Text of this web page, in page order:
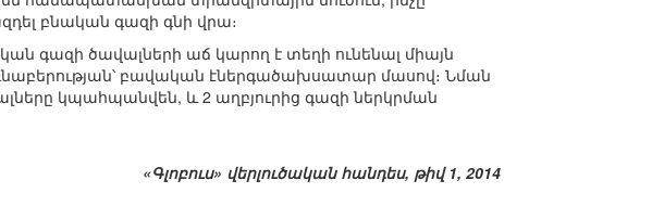
բնական գազի գնի վրա։
գազի ծավալների աճ կարող է տեղի ունենալ միայն
բավական էներգածախսատար մասով։ Նման
կպահպանվեն, և 2 աղբյուրից գազի ներկրման
«Գլոբուս» վերլուծական հանդես, թիվ 1, 2014